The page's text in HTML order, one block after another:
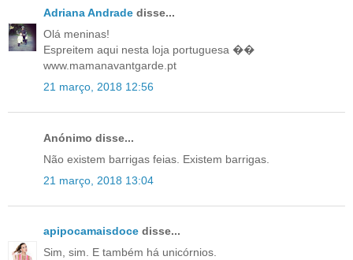
Adriana Andrade disse...
Olá meninas!
Espreitem aqui nesta loja portuguesa ��
www.mamanavantgarde.pt
21 março, 2018 12:56
Anónimo disse...
Não existem barrigas feias. Existem barrigas.
21 março, 2018 13:04
apipocamaisdoce disse...
Sim, sim. E também há unicórnios.